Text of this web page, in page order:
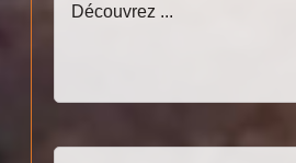
Découvrez ...